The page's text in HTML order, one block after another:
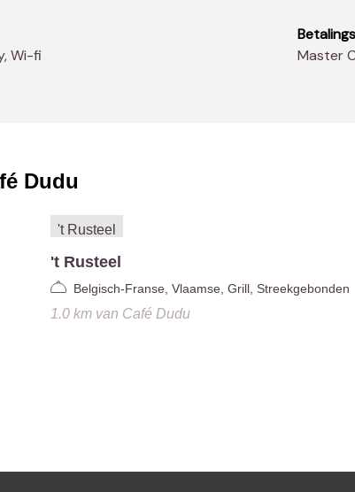
Wi-fi
Master
Dudu
't Rusteel
Belgisch-Franse, Vlaamse, Grill, Streekgebonden
1.0 kmvan Café Dudu